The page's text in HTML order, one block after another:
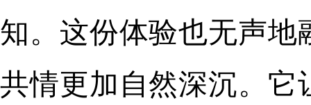
知。这份体验也无声
共情更加自然深沉。它